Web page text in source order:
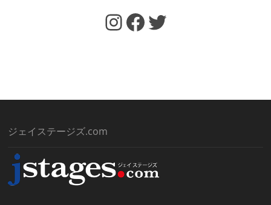
https://www.facebook.com/jstages/ Facebook Twitter
ジェイステージズ.com